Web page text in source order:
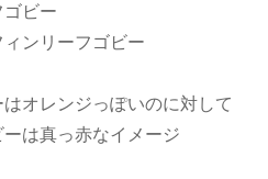
ビー
ンリーフゴビー
オレンジっぽいのに対して
は真っ赤なイメージ